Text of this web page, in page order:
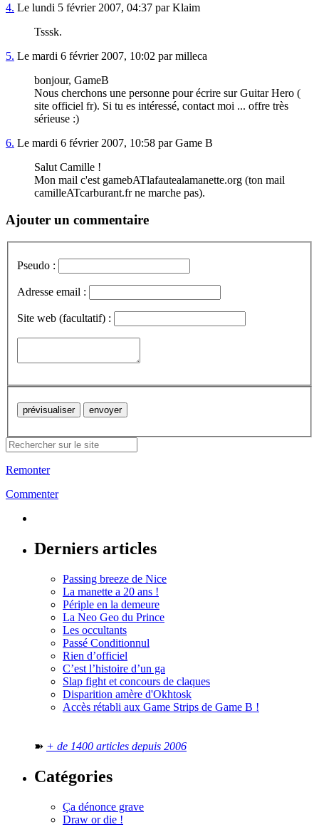
4. Le lundi 5 février 2007, 04:37 par Klaim
Tsssk.
5. Le mardi 6 février 2007, 10:02 par milleca
bonjour, GameB
Nous cherchons une personne pour écrire sur Guitar Hero (
site officiel fr). Si tu es intéressé, contact moi ... offre très
sérieuse :)
6. Le mardi 6 février 2007, 10:58 par Game B
Salut Camille !
Mon mail c'est gamebATlafautealamanette.org (ton mail
camilleATcarburant.fr ne marche pas).
Ajouter un commentaire
Pseudo :
Adresse email :
Site web (facultatif) :
Remonter
Commenter
Derniers articles
Passing breeze de Nice
La manette a 20 ans !
Périple en la demeure
La Neo Geo du Prince
Les occultants
Passé Conditionnul
Rien d’officiel
C’est l’histoire d’un ga
Slap fight et concours de claques
Disparition amère d'Okhtosk
Accès rétabli aux Game Strips de Game B !
➽ + de 1400 articles depuis 2006
Catégories
Ça dénonce grave
Draw or die !